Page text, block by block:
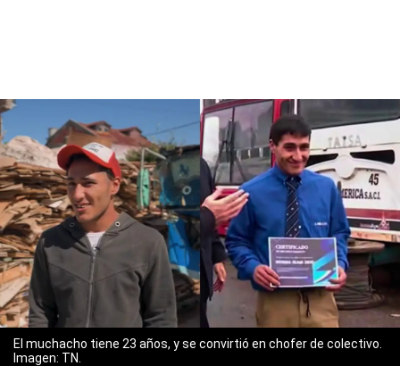
El muchacho tiene 23 años, y se convirtió en chofer de colectivo.
Imagen: TN.